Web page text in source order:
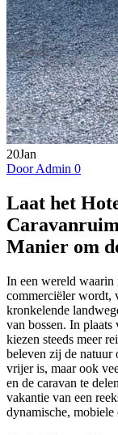
20Jan
Door Admin 0
Laat het
Manier om
In een wereld waarin
commerciëler wordt,
kronkelende
van bossen. In plaats
kiezen steeds meer
beleven zij de natuur
vrijer is, maar ook
en de caravan te
vakantie van een
dynamische,